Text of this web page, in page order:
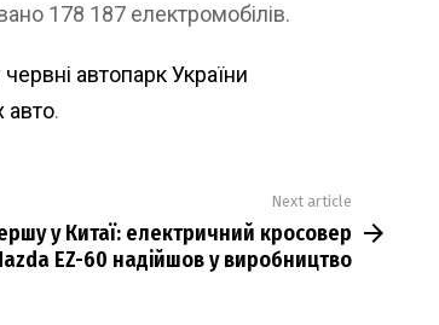
178 187 електромобілів.
червні автопарк України
авто.
Next article
у Китаї: електричний кросовер
EZ-60 надійшов у виробництво